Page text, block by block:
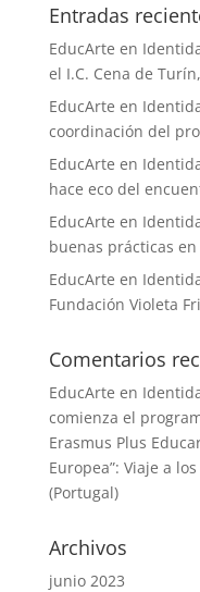
Entradas
EducArte en
el I.C. Cena de
EducArte en
coordinación del
EducArte en
hace eco del
EducArte en
buenas prácticas en
EducArte en
Fundación Violeta
Comentarios
EducArte en
comienza el
Erasmus Plus
Europea”: Viaje a
(Portugal)
Archivos
junio 2023